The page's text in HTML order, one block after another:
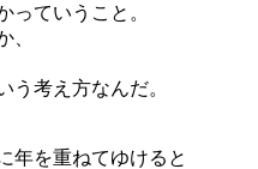
っていうこと。
、
う考え方なんだ。
年を重ねてゆけると